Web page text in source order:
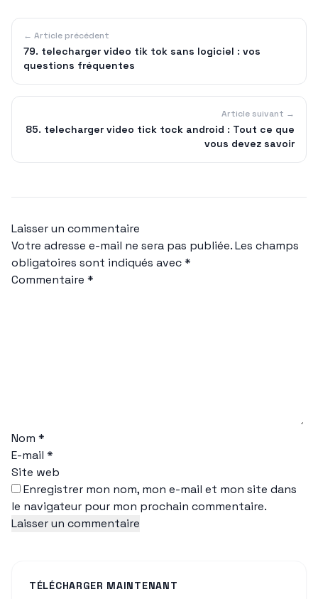
← Article précédent
79. telecharger video tik tok sans logiciel : vos
questions fréquentes
Article suivant →
85. telecharger video tick tock android : Tout ce que
vous devez savoir
Laisser un commentaire
Votre adresse e-mail ne sera pas publiée.Les champs
obligatoires sont indiqués avec*
Commentaire *
Nom *
E-mail *
Site web
Enregistrer mon nom, mon e-mail et mon site dans
le navigateur pour mon prochain commentaire.
TÉLÉCHARGER MAINTENANT